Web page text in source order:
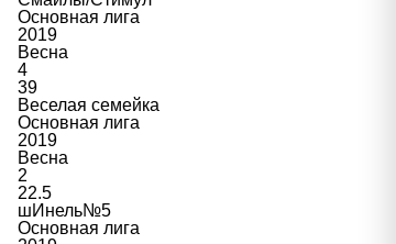
Основная лига
2019
Весна
4
39
Веселая семейка
Основная лига
2019
Весна
2
22.5
шИнель№5
Основная лига